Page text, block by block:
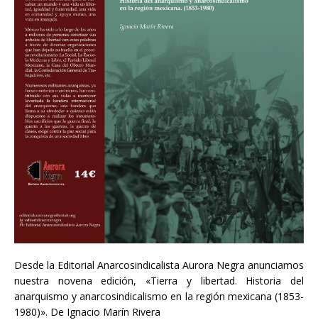
Desde la Editorial Anarcosindicalista Aurora Negra anunciamos
nuestra novena edición, «Tierra y libertad. Historia del
anarquismo y anarcosindicalismo en la región mexicana (1853-
1980)». De Ignacio Marín Rivera